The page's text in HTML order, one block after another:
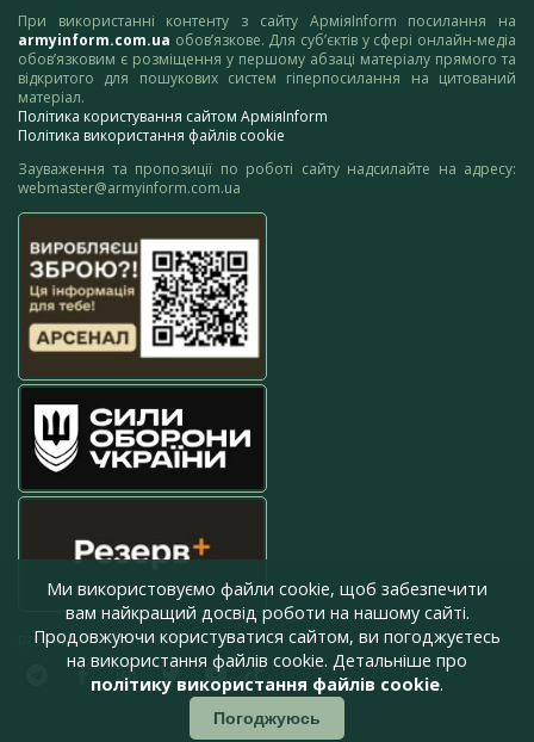
При використанні контенту з сайту АрміяInform посилання на
armyinform.com.ua обов’язкове. Для суб’єктів у сфері онлайн-медіа
обов’язковим є розміщення у першому абзаці матеріалу прямого та
відкритого для пошукових систем гіперпосилання на цитований
матеріал.
Політика користування сайтом АрміяInform
Політика використання файлів cookie
Зауваження та пропозиції по роботі сайту надсилайте на адресу:
webmaster@armyinform.com.ua
press@armyinform.com.ua
Ми використовуємо файли cookie, щоб забезпечити
вам найкращий досвід роботи на нашому сайті.
Продовжуючи користуватися сайтом, ви погоджуєтесь
на використання файлів cookie. Детальніше про
політику використання файлів cookie.
Погоджуюсь